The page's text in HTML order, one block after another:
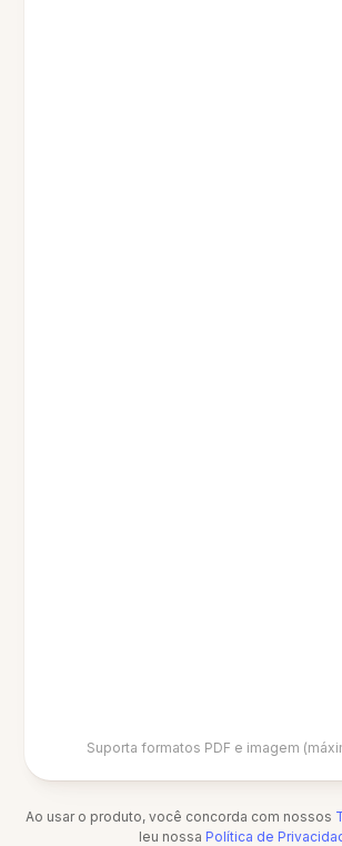
Suporta formatos PDF e imagem
Ao usar o produto, você concorda com nossos
leu nossa Política de